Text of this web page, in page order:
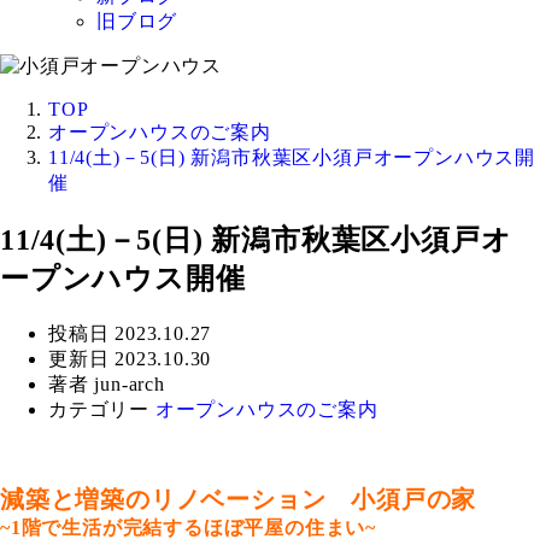
旧ブログ
TOP
オープンハウスのご案内
11/4(土)－5(日) 新潟市秋葉区小須戸オープンハウス開
催
11/4(土)－5(日) 新潟市秋葉区小須戸オ
ープンハウス開催
投稿日 2023.10.27
更新日 2023.10.30
著者 jun-arch
カテゴリー オープンハウスのご案内
減築と増築のリノベーション 小須戸の家
~1階で生活が完結するほぼ平屋の住まい~